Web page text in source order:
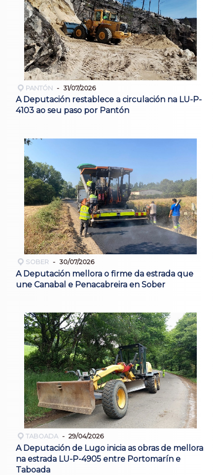
PANTÓN 31/07/2026
A Deputación restablece a circulación na LU-P-
4103 ao seu paso por Pantón
SOBER 30/07/2026
A Deputación mellora o firme da estrada que
une Canabal e Penacabreira en Sober
TABOADA 29/04/2026
A Deputación de Lugo inicia as obras de mellora
na estrada LU-P-4905 entre Portomarín e
Taboada